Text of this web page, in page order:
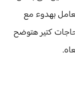
بهدوء مع
حاجات كتير هتوضح